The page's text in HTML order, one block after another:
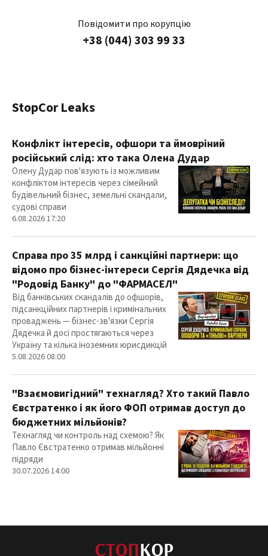
Повідомити про корупцію
+38 (044) 303 99 33
StopCor Leaks
Конфлікт інтересів, офшори та ймовріний
російський слід: хто така Олена Дудар
Олену Дудар пов'язують із можливим
конфліктом інтересів через сімейний
будівельний бізнес, земельні скандали,
судові справи
6.08.2026 17:20
Справа про 35 млрд і санкційні партнери: що
відомо про бізнес-інтереси Сергія Дядечка від
"Родовід Банку" до "ФАРМАСЕЛ"
Від банківських скандалів до офшорів,
підсанкційних партнерів і кримінальних
проваджень — бізнес-зв'язки Сергія
Дядечка й досі простягаються через
Україну та кілька іноземних юрисдикцій
5.08.2026 08:00
"Взаємовигідний" технагляд? Хто такий Павло
Євстратенко і як його ФОП отримав доступ до
бюджетних мільйонів?
Технагляд чи контроль над схемою? Як
Павло Євстратенко отримав мільйонні
підряди
30.07.2026 14:00